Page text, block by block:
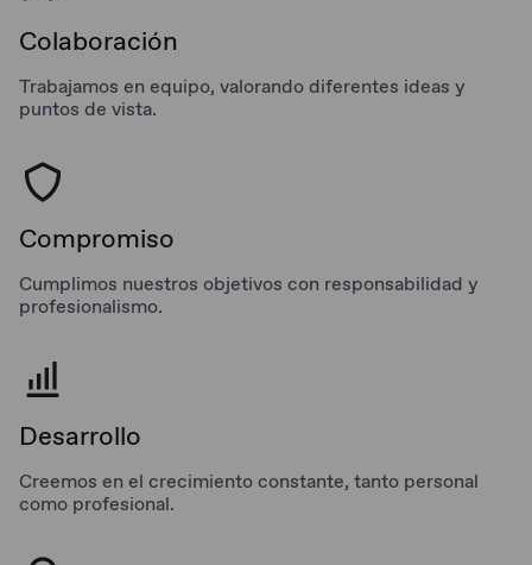
Colaboración
Trabajamos en equipo, valorando diferentes ideas y
puntos de vista.
Compromiso
Cumplimos nuestros objetivos con responsabilidad y
profesionalismo.
Desarrollo
Creemos en el crecimiento constante, tanto personal
como profesional.